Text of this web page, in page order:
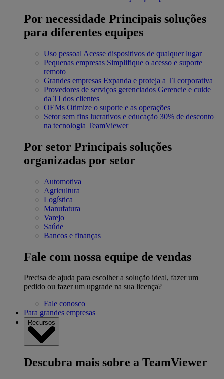
Por necessidade Principais soluções
para diferentes equipes
Uso pessoal Acesse dispositivos de qualquer lugar
Pequenas empresas Simplifique o acesso e suporte
remoto
Grandes empresas Expanda e proteja a TI corporativa
Provedores de serviços gerenciados Gerencie e cuide
da TI dos clientes
OEMs Otimize o suporte e as operações
Setor sem fins lucrativos e educação 30% de desconto
na tecnologia TeamViewer
Por setor Principais soluções
organizadas por setor
Automotiva
Agricultura
Logística
Manufatura
Varejo
Saúde
Bancos e finanças
Fale com nossa equipe de vendas
Precisa de ajuda para escolher a solução ideal, fazer um
pedido ou fazer um upgrade na sua licença?
Fale conosco
Para grandes empresas
Recursos
Descubra mais sobre a TeamViewer